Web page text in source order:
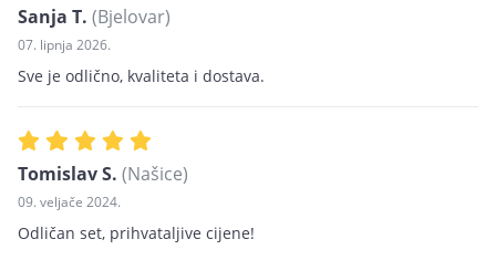
Sanja T. (Bjelovar)
07. lipnja 2026.
Sve je odlično, kvaliteta i dostava.
Tomislav S. (Našice)
09. veljače 2024.
Odličan set, prihvataljive cijene!